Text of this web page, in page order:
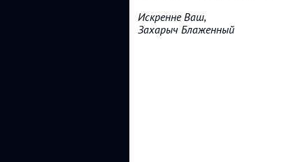
Искренне Ваш,
Захарыч Блаженный